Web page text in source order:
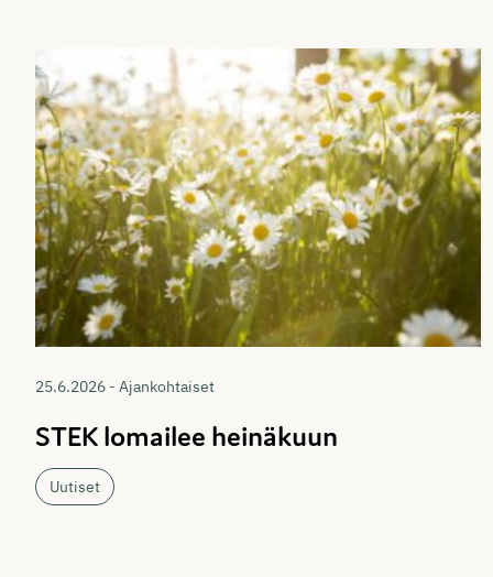
25.6.2026 - Ajankohtaiset
STEK lomailee heinäkuun
Uutiset